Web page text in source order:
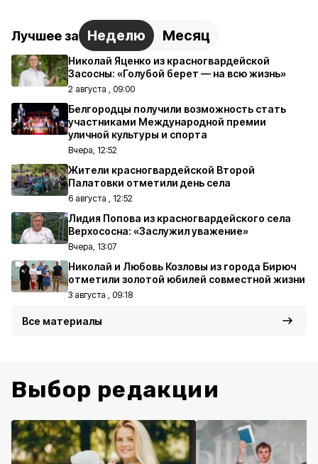
Лучшее за Неделю Месяц
Николай Яценко из красногвардейской
Засосны: «Голубой берет — на всю жизнь»
2 августа , 09:00
Белгородцы получили возможность стать
участниками Международной премии
уличной культуры и спорта
Вчера, 12:52
Жители красногвардейской Второй
Палатовки отметили день села
6 августа , 12:52
Лидия Попова из красногвардейского села
Верхососна: «Заслужил уважение»
Вчера, 13:07
Николай и Любовь Козловы из города Бирюч
отметили золотой юбилей совместной жизни
3 августа , 09:18
Все материалы
Выбор редакции